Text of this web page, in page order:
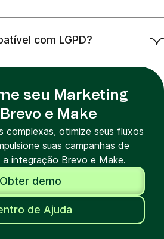
com LGPD?
seu Marketing
e Make
complexas, otimize seus fluxos
suas campanhas de
integração Brevo e Make.
Obter demo
de Ajuda